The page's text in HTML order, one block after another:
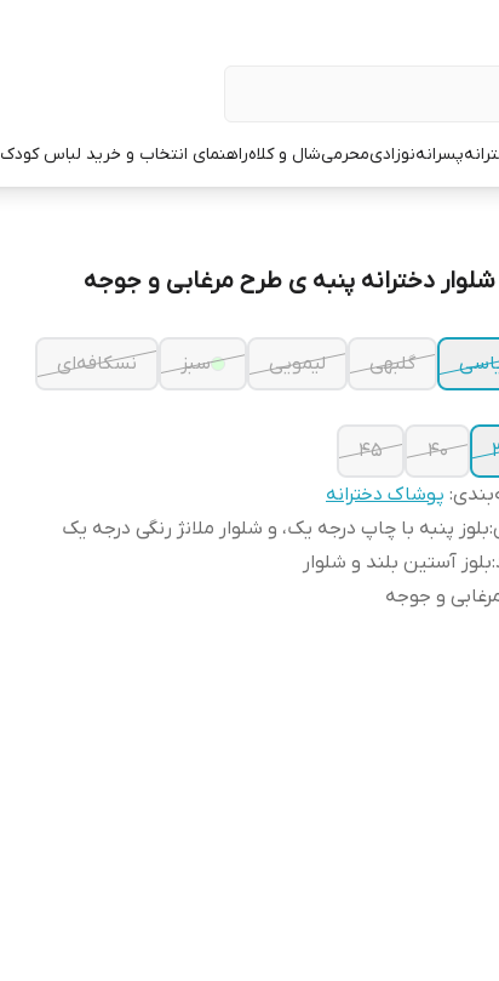
پسرانهنوزادیمحرمیشال و کلاهراهنمای انتخاب و خرید لباس کودک
شلوار دخترانه پنبه ی طرح مرغابی و جوجه
گلبهی لیمویی سبز
نسکافه‌ای
۴۰
۴۵
: پوشاک دخترانه
:بلوز پنبه با چاپ درجه یک، و شلوار ملانژ رنگی درجه یک
:بلوز آستین بلند و شلوار
و جوجه